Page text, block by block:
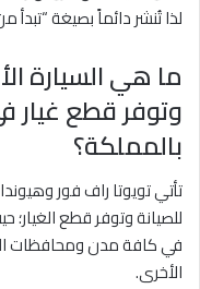
لذا تُنشر دائماً بصيغة “تبدأ
ما هي السيارة
وتوفر قطع غيار
بالمملكة؟
تأتي تويوتا راف فور
للصيانة وتوفر قطع
في كافة مدن ومحافظات
الأخرى.